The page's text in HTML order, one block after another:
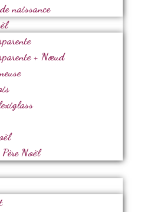
naissance
+ Nœud
Noël